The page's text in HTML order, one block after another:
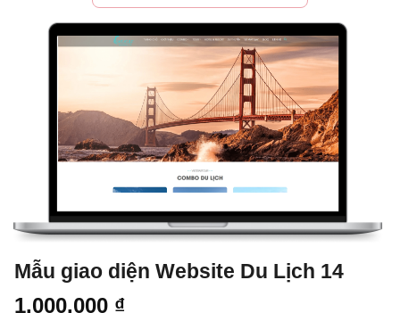
Mẫu giao diện Website Du Lịch 14
1.000.000 ₫